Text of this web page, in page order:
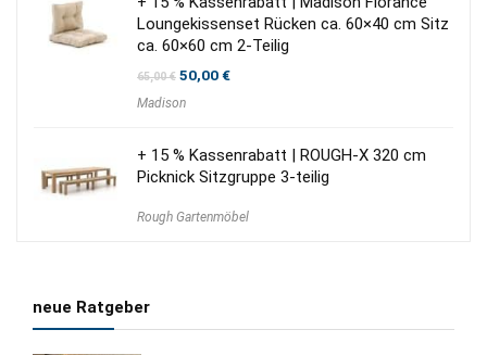
Loungekissenset Rücken ca. 60×40 cm Sitz
ca. 60×60 cm 2-Teilig
65,00€ Ursprünglicher
war:
50,00€Aktueller
Madison
+ 15 % Kassenrabatt | ROUGH-X 320 cm
Picknick Sitzgruppe 3-teilig
Rough Gartenmöbel
neue Ratgeber